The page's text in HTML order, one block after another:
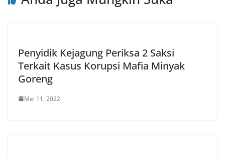
Penyidik Kejagung Periksa 2 Saksi
Terkait Kasus Korupsi Mafia Minyak
Goreng
Mei 11, 2022